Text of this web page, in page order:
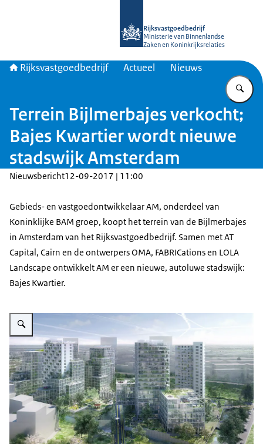
Rijksvastgoedbedrijf
Ministerie van Binnenlandse
Zaken en Koninkrijksrelaties
Rijksvastgoedbedrijf Actueel Nieuws
Terrein Bijlmerbajes verkocht;
Bajes Kwartier wordt nieuwe
stadswijk Amsterdam
Nieuwsbericht12-09-2017 | 11:00
Gebieds- en vastgoedontwikkelaar AM, onderdeel van
Koninklijke BAM groep, koopt het terrein van de Bijlmerbajes
in Amsterdam van het Rijksvastgoedbedrijf. Samen met AT
Capital, Cairn en de ontwerpers OMA, FABRICations en LOLA
Landscape ontwikkelt AM er een nieuwe, autoluwe stadswijk:
Bajes Kwartier.
Vergroot afbeelding Impressie Bajes Kwartier